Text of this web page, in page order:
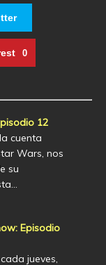
0
12
cuenta
Wars, nos
su
Episodio
jueves,